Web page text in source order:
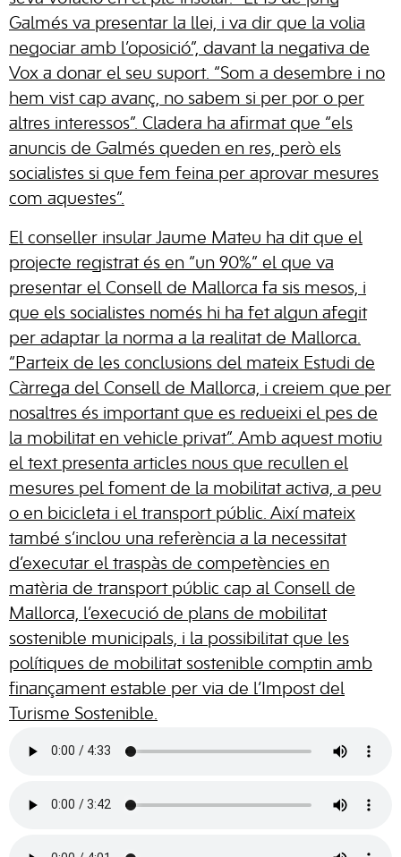
Galmés va presentar la llei, i va dir que la volia
negociar amb l’oposició”, davant la negativa de
Vox a donar el seu suport. “Som a desembre i no
hem vist cap avanç, no sabem si per por o per
altres interessos”. Cladera ha afirmat que “els
anuncis de Galmés queden en res, però els
socialistes si que fem feina per aprovar mesures
com aquestes”.
El conseller insular Jaume Mateu ha dit que el
projecte registrat és en “un 90%” el que va
presentar el Consell de Mallorca fa sis mesos, i
que els socialistes només hi ha fet algun afegit
per adaptar la norma a la realitat de Mallorca.
“Parteix de les conclusions del mateix Estudi de
Càrrega del Consell de Mallorca, i creiem que per
nosaltres és important que es redueixi el pes de
la mobilitat en vehicle privat”. Amb aquest motiu
el text presenta articles nous que recullen el
mesures pel foment de la mobilitat activa, a peu
o en bicicleta i el transport públic. Així mateix
també s’inclou una referència a la necessitat
d’executar el traspàs de competències en
matèria de transport públic cap al Consell de
Mallorca, l’execució de plans de mobilitat
sostenible municipals, i la possibilitat que les
polítiques de mobilitat sostenible comptin amb
finançament estable per via de l’Impost del
Turisme Sostenible.